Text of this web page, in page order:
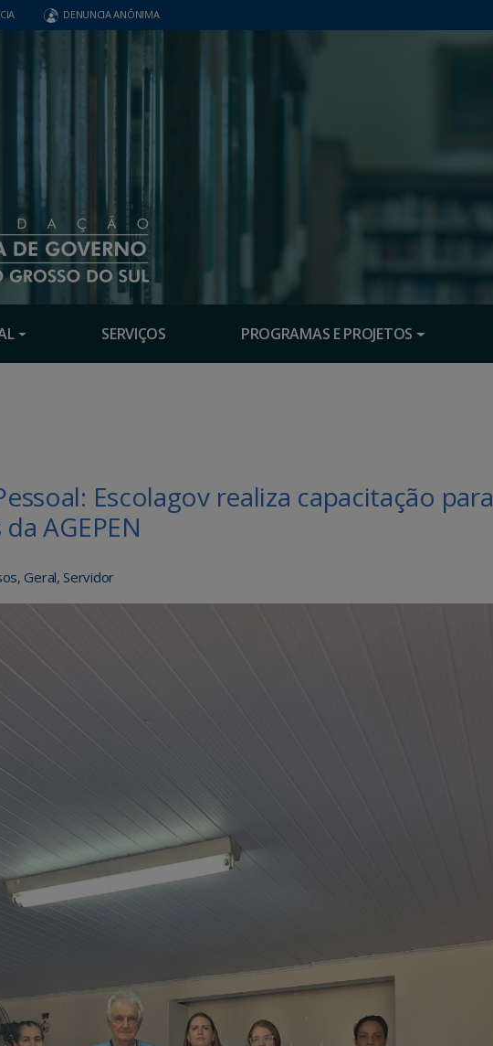
DENUNCIA ANÔNIMA
SERVIÇOS PROGRAMAS E PROJETOS
Escolagov realiza capacitação para
AGEPEN
, Geral, Servidor